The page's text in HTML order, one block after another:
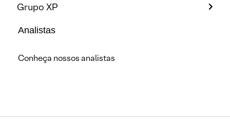
Grupo XP
Analistas
Conheça nossos analistas